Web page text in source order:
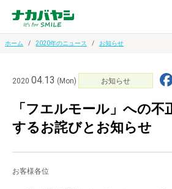
ホーム 2020年のニュース お知らせ
2020 04.13 (Mon) お知らせ
「フエルモール」への不
するお詫びとお知らせ
お客様各位